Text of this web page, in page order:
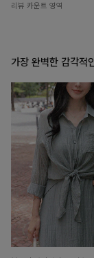
리뷰 카운트 영역
가장 완벽한 감각적